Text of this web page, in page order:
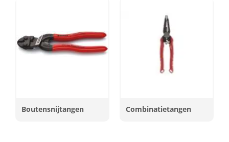
Boutensnijtangen Combinatietangen